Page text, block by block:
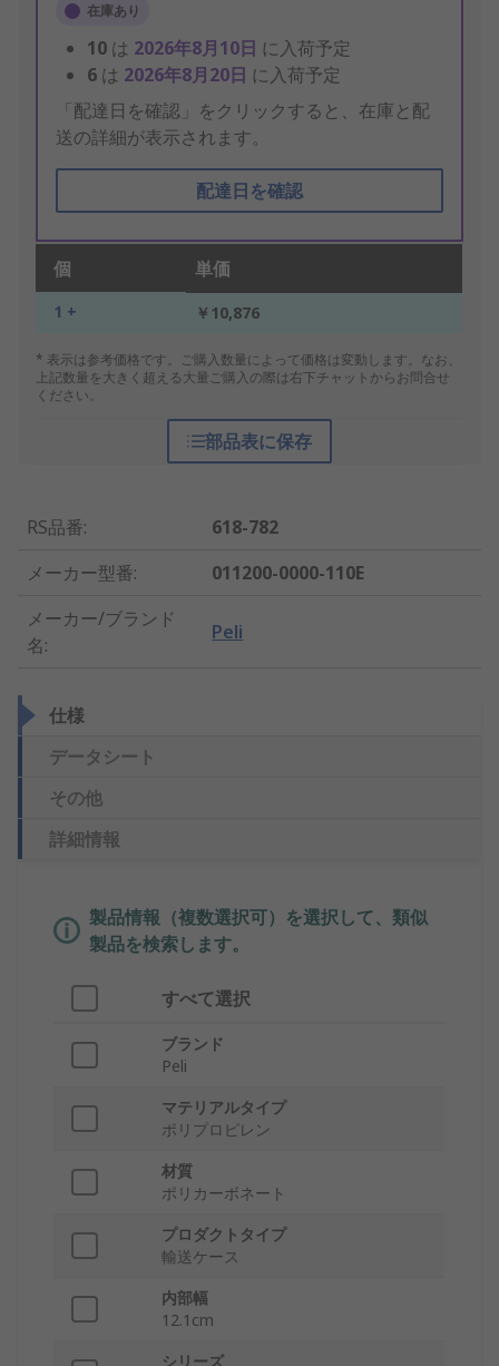
在庫あり
10 は 2026年8月10日 に入荷予定
6 は 2026年8月20日 に入荷予定
「配達日を確認」をクリックすると、在庫と配
送の詳細が表示されます。
配達日を確認
個 単価
1 + ￥10,876
* 表示は参考価格です。ご購入数量によって価格は変動します。なお、
上記数量を大きく超える大量ご購入の際は右下チャットからお問合せ
ください。
部品表に保存
RS品番:
618-782
メーカー型番:
011200-0000-110E
メーカー/ブランド
名:
Peli
仕様
データシート
その他
詳細情報
製品情報（複数選択可）を選択して、類似
製品を検索します。
すべて選択
ブランド
Peli
マテリアルタイプ
ポリプロピレン
材質
ポリカーボネート
プロダクトタイプ
輸送ケース
内部幅
12.1cm
シリーズ